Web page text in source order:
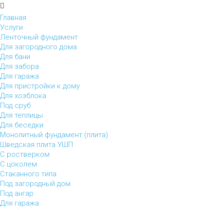
Главная
Услуги
Ленточный фундамент
Для загородного дома
Для бани
Для забора
Для гаража
Для пристройки к дому
Для хозблока
Под сруб
Для теплицы
Для беседки
Монолитный фундамент (плита)
Шведская плита УШП
С ростверком
С цоколем
Стаканного типа
Под загородный дом
Под ангар
Для гаража